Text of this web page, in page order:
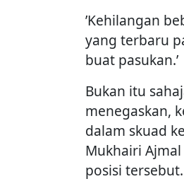
’Kehilangan
yang terbaru
buat pasukan.’
Bukan itu
menegaskan,
dalam skuad
Mukhairi
posisi tersebut.